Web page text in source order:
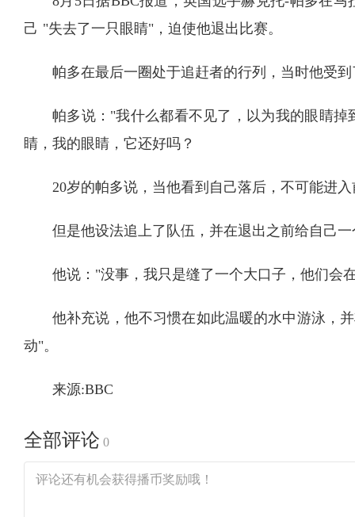
己 "失去了一只眼睛"，迫使他退出比赛。
帕多在最后一圈处于追赶者的行列，当时他受
帕多说："我什么都看不见了，以为我的眼睛
睛，我的眼睛，它还好吗？
20岁的帕多说，当他看到自己落后，不可能进
但是他设法追上了队伍，并在退出之前给自己
他说："没事，我只是缝了一个大口子，他们会
他补充说，他不习惯在如此温暖的水中游泳，
动"。
来源:BBC
全部评论 0